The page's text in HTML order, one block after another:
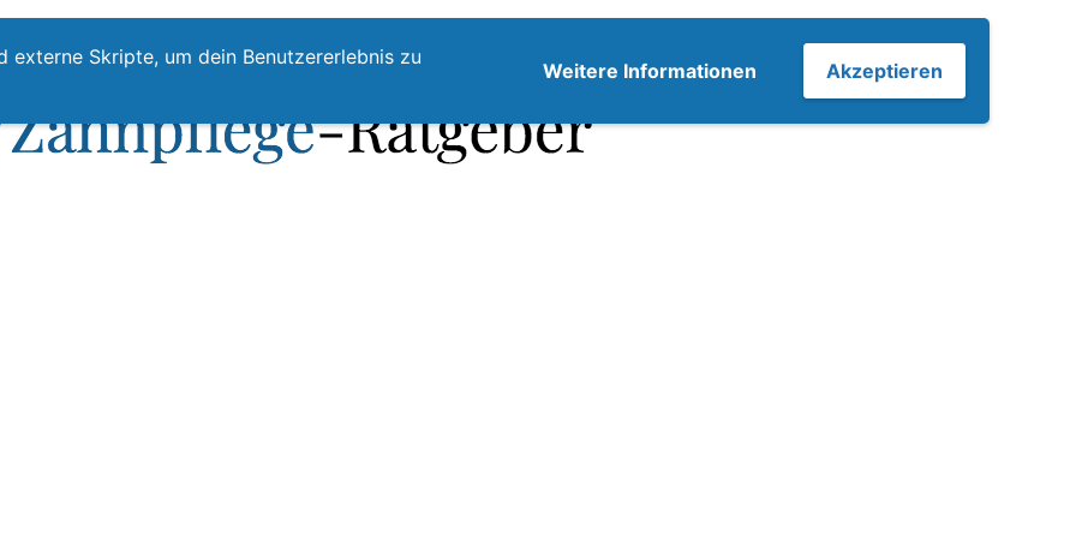
Skripte, um dein Benutzererlebnis zu
Weitere Informationen Akzeptieren